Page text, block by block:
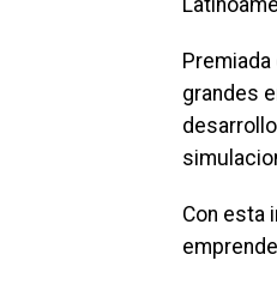
grandes
Con esta